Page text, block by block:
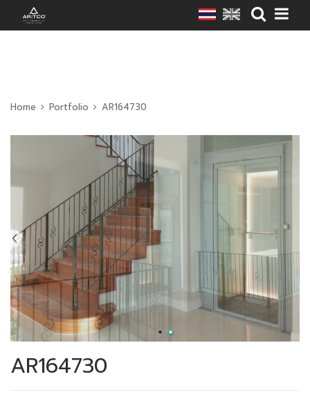
Home Portfolio AR164730
AR164730